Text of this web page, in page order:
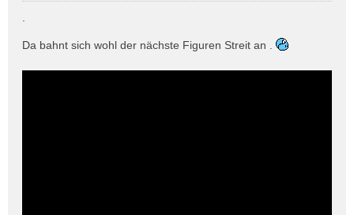
r
g
Da bahnt sich wohl der nächste Figuren Streit an .